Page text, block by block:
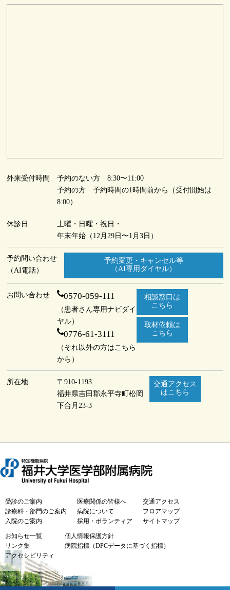
外来受付時間
予約のない方 8:30〜11:00
予約の方 予約時間の1時間前から（受付開始は
8:00）
休診日
土曜・日曜・祝日・
年末年始（12月29日〜1月3日）
予約問い合わせ
（AI電話）
予約変更・キャンセル等
（AI専用ダイヤル）
お問い合わせ 0570-059-111
（患者さん専用ナビダイ
ヤル）
0776-61-3111
（それ以外の方はこちら
から）
相談窓口は
こちら
取材依頼は
こちら
所在地
〒910-1193
福井県吉田郡永平寺町松岡
下合月23-3
交通アクセス
はこちら
受診のご案内
診療科・部門のご案内
入院のご案内
医療関係の皆様へ
病院について
採用・ボランティア
交通アクセス
フロアマップ
サイトマップ
お知らせ一覧
リンク集
アクセシビリティ
個人情報保護方針
病院指標（DPCデータに基づく指標）